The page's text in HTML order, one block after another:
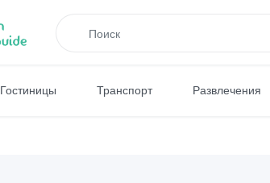
Гостиницы Транспорт Развлечения